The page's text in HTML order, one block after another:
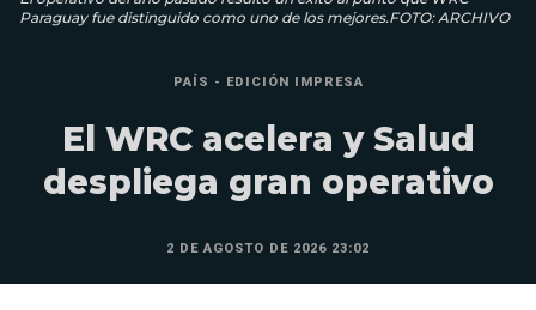
Paraguay fue distinguido como uno de los mejores.FOTO: ARCHIVO
PAÍS - EDICIÓN IMPRESA
El WRC acelera y Salud
despliega gran operativo
2 DE AGOSTO DE 2026 23:02